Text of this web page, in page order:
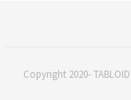
Copyright 2020-